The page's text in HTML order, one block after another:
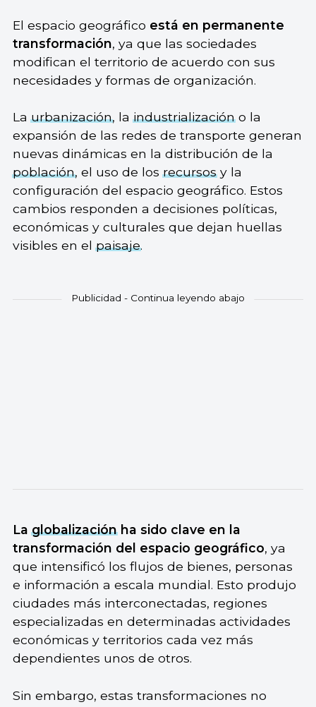
El espacio geográfico está en permanente
transformación, ya que las sociedades
modifican el territorio de acuerdo con sus
necesidades y formas de organización.
Laurbanización, laindustrializacióno la
expansión de las redes de transporte generan
nuevas dinámicas en la distribución de la
población, el uso de losrecursosy la
configuración del espacio geográfico. Estos
cambios responden a decisiones políticas,
económicas y culturales que dejan huellas
visibles en elpaisaje.
Laglobalizaciónha sido clave en la
transformación del espacio geográfico, ya
que intensificó los flujos de bienes, personas
e información a escala mundial. Esto produjo
ciudades más interconectadas, regiones
especializadas en determinadas actividades
económicas y territorios cada vez más
dependientes unos de otros.
Sin embargo, estas transformaciones no